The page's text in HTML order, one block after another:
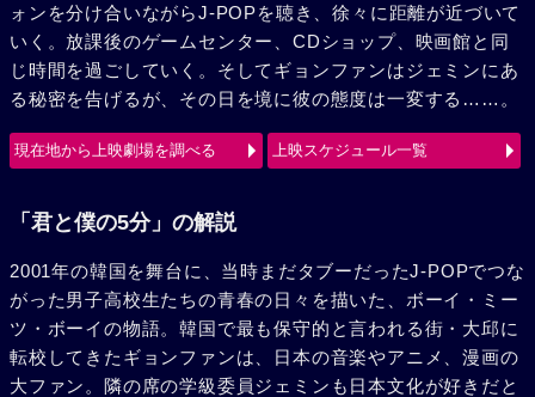
ォンを分け合いながらJ-POPを聴き、徐々に距離が近づいて
いく。放課後のゲームセンター、CDショップ、映画館と同
じ時間を過ごしていく。そしてギョンファンはジェミンにあ
る秘密を告げるが、その日を境に彼の態度は一変する……。
現在地から上映劇場を調べる 上映スケジュール一覧
「君と僕の5分」の解説
2001年の韓国を舞台に、当時まだタブーだったJ-POPでつな
がった男子高校生たちの青春の日々を描いた、ボーイ・ミー
ツ・ボーイの物語。韓国で最も保守的と言われる街・大邱に
転校してきたギョンファンは、日本の音楽やアニメ、漫画の
大ファン。隣の席の学級委員ジェミンも日本文化が好きだと